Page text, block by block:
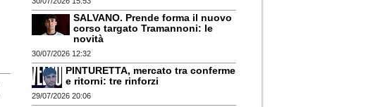
SALVANO. Prende forma il nuovo
corso targato Tramannoni: le
novità
30/07/2026 12:32
PINTURETTA, mercato tra conferme
e ritorni: tre rinforzi
29/07/2026 20:06